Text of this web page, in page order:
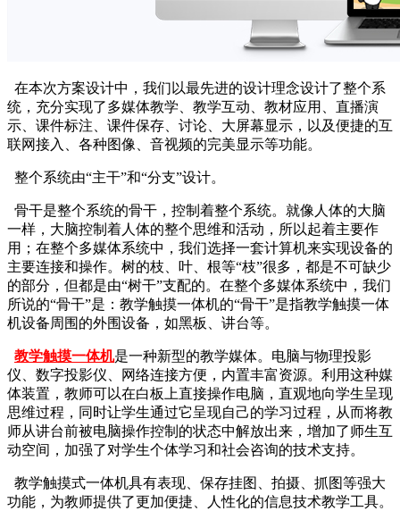
在本次方案设计中，我们以最先进的设计理念设计了整个系
统，充分实现了多媒体教学、教学互动、教材应用、直播演
示、课件标注、课件保存、讨论、大屏幕显示，以及便捷的互
联网接入、各种图像、音视频的完美显示等功能。
整个系统由“主干”和“分支”设计。
骨干是整个系统的骨干，控制着整个系统。就像人体的大脑
一样，大脑控制着人体的整个思维和活动，所以起着主要作
用；在整个多媒体系统中，我们选择一套计算机来实现设备的
主要连接和操作。树的枝、叶、根等“枝”很多，都是不可缺少
的部分，但都是由“树干”支配的。在整个多媒体系统中，我们
所说的“骨干”是：教学触摸一体机的“骨干”是指教学触摸一体
机设备周围的外围设备，如黑板、讲台等。
教学触摸一体机是一种新型的教学媒体。电脑与物理投影
仪、数字投影仪、网络连接方便，内置丰富资源。利用这种媒
体装置，教师可以在白板上直接操作电脑，直观地向学生呈现
思维过程，同时让学生通过它呈现自己的学习过程，从而将教
师从讲台前被电脑操作控制的状态中解放出来，增加了师生互
动空间，加强了对学生个体学习和社会咨询的技术支持。
教学触摸式一体机具有表现、保存挂图、拍摄、抓图等强大
功能，为教师提供了更加便捷、人性化的信息技术教学工具。